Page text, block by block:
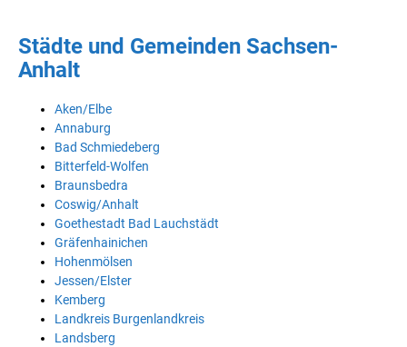
Städte und Gemeinden Sachsen-
Anhalt
Aken/Elbe
Annaburg
Bad Schmiedeberg
Bitterfeld-Wolfen
Braunsbedra
Coswig/Anhalt
Goethestadt Bad Lauchstädt
Gräfenhainichen
Hohenmölsen
Jessen/Elster
Kemberg
Landkreis Burgenlandkreis
Landsberg